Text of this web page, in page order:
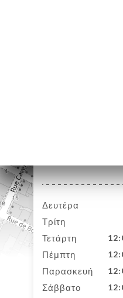
Δευτέρα
Τρίτη
Τετάρτη
Πέμπτη
Παρασκευή
Σάββατο